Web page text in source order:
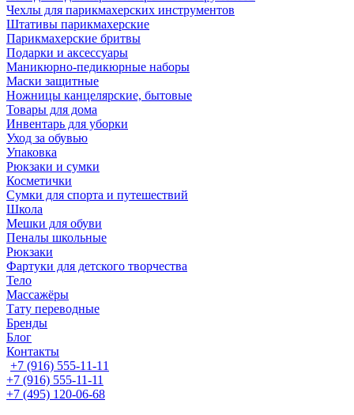
Чехлы для парикмахерских инструментов
Штативы парикмахерские
Парикмахерские бритвы
Подарки и аксессуары
Маникюрно-педикюрные наборы
Маски защитные
Ножницы канцелярские, бытовые
Товары для дома
Инвентарь для уборки
Уход за обувью
Упаковка
Рюкзаки и сумки
Косметички
Сумки для спорта и путешествий
Школа
Мешки для обуви
Пеналы школьные
Рюкзаки
Фартуки для детского творчества
Тело
Массажёры
Тату переводные
Бренды
Блог
Контакты
+7 (916) 555-11-11
+7 (916) 555-11-11
+7 (495) 120-06-68